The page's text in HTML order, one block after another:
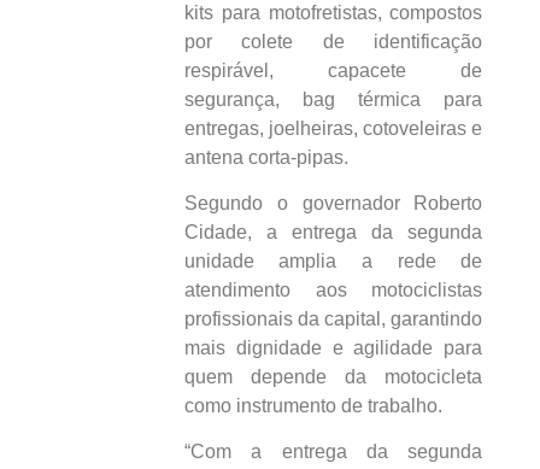
kits para motofretistas, compostos
por colete de identificação
respirável, capacete de
segurança, bag térmica para
entregas, joelheiras, cotoveleiras e
antena corta-pipas.
Segundo o governador Roberto
Cidade, a entrega da segunda
unidade amplia a rede de
atendimento aos motociclistas
profissionais da capital, garantindo
mais dignidade e agilidade para
quem depende da motocicleta
como instrumento de trabalho.
“Com a entrega da segunda